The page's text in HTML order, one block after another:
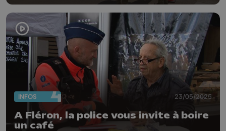
INFOS 23/05/2025
A Fléron, la police vous invite à boire
un café